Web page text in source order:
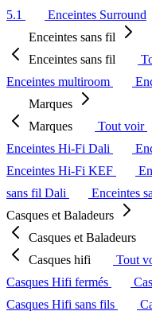
5.1
Enceintes Surround
Enceintes sans fil
Enceintes sans fil
Enceintes multiroom
Marques
Marques
Tout voir
Enceintes Hi-Fi Dali
Enceintes Hi-Fi KEF
sans fil Dali
Enceintes
Casques et Baladeurs
Casques et Baladeurs
Casques hifi
Tout
Casques Hifi fermés
Casques Hifi sans fils